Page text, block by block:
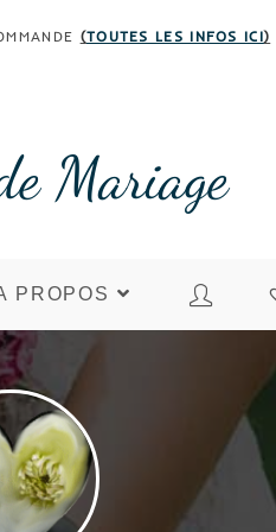
(TOUTES LES INFOS ICI)
Mariage
PROPOS